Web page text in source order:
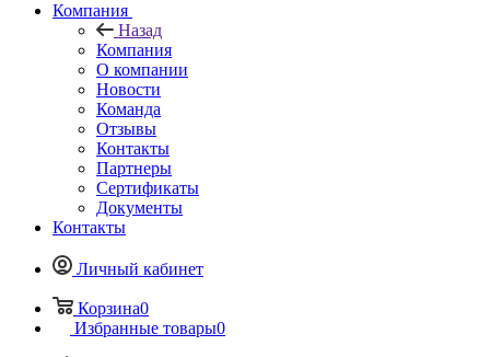
Компания
Назад
Компания
О компании
Новости
Команда
Отзывы
Контакты
Партнеры
Сертификаты
Документы
Контакты
Личный кабинет
Корзина0
Избранные товары0